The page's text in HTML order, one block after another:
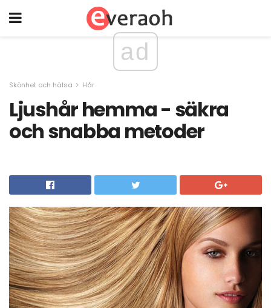
ad
Skönhet och hälsa Hår
Ljushår hemma - säkra
och snabba metoder